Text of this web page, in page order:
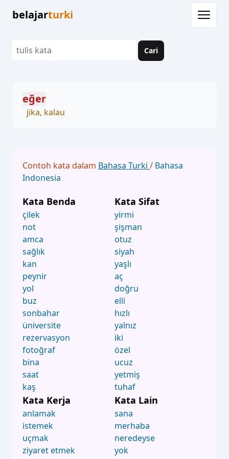
belajarturki
Cari
eğer
jika, kalau
Contoh kata dalam Bahasa Turki / Bahasa
Indonesia
Kata Benda
çilek
not
amca
sağlık
kan
peynir
yol
buz
sonbahar
üniversite
rezervasyon
fotoğraf
bina
saat
kaş
Kata Sifat
yirmi
şişman
otuz
siyah
yaşlı
aç
doğru
elli
hızlı
yalnız
iki
özel
ucuz
yetmiş
tuhaf
Kata Kerja
anlamak
istemek
uçmak
ziyaret etmek
Kata Lain
sana
merhaba
neredeyse
yok